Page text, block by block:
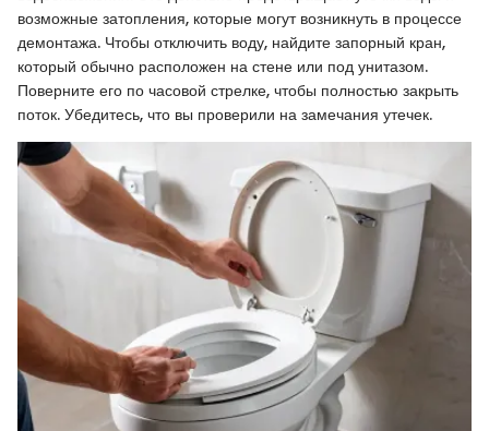
возможные затопления, которые могут возникнуть в процессе
демонтажа. Чтобы отключить воду, найдите запорный кран,
который обычно расположен на стене или под унитазом.
Поверните его по часовой стрелке, чтобы полностью закрыть
поток. Убедитесь, что вы проверили на замечания утечек.